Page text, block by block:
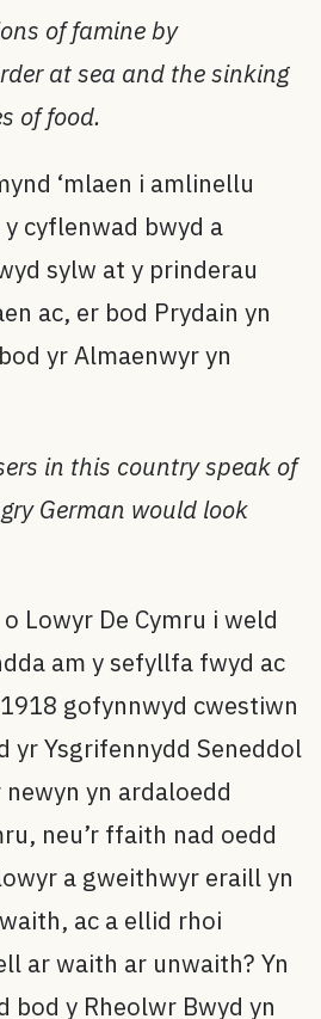
of famine by
at sea and the sinking
of food.
‘mlaen i amlinellu
cyflenwad bwyd a
sylw at y prinderau
ac, er bod Prydain yn
yr Almaenwyr yn
in this country speak of
German would look
Lowyr De Cymru i weld
am y sefyllfa fwyd ac
gofynnwyd cwestiwn
yr Ysgrifennydd Seneddol
yn ardaloedd
neu’r ffaith nad oedd
a gweithwyr eraill yn
ac a ellid rhoi
ar waith ar unwaith? Yn
bod y Rheolwr Bwyd yn